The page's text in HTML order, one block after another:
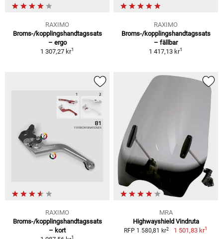
RAXIMO
Broms-/kopplingshandtagssats
– ergo
1 307,27 kr1
RAXIMO
Broms-/kopplingshandtagssats
– fällbar
1 417,13 kr1
RAXIMO
Broms-/kopplingshandtagssats
– kort
1
MRA
Highwayshield Vindruta
RFP 1 580,81 kr2 1 501,83 kr1